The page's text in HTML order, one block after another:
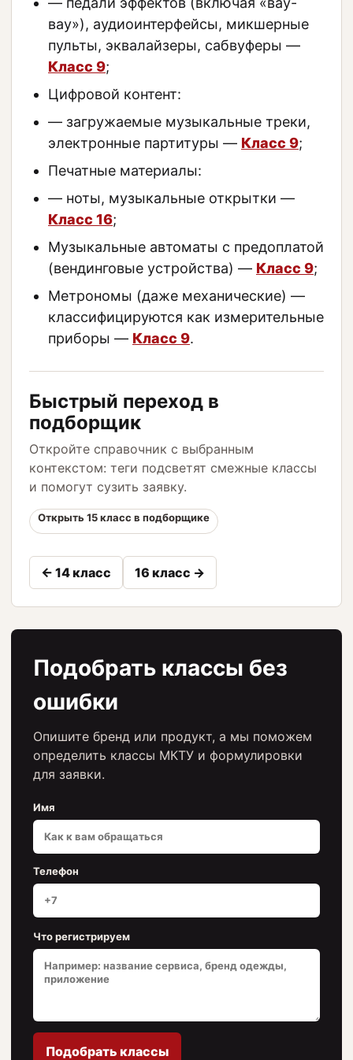
вау»), аудиоинтерфейсы, микшерные
пульты, эквалайзеры, сабвуферы —
Класс 9;
Цифровой контент:
— загружаемые музыкальные треки,
электронные партитуры — Класс 9;
Печатные материалы:
— ноты, музыкальные открытки —
Класс 16;
Музыкальные автоматы с предоплатой
(вендинговые устройства) — Класс 9;
Метрономы (даже механические) —
классифицируются как измерительные
приборы — Класс 9.
Быстрый переход в
подборщик
Откройте справочник с выбранным
контекстом: теги подсветят смежные классы
и помогут сузить заявку.
Открыть 15 класс в подборщике
← 14 класс 16 класс →
Подобрать классы без
ошибки
Опишите бренд или продукт, а мы поможем
определить классы МКТУ и формулировки
для заявки.
Имя
Телефон
Что регистрируем
Подобрать классы